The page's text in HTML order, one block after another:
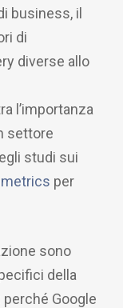
business, il
di
diverse allo
l’importanza
settore
studi sui
per
sono
della
Google